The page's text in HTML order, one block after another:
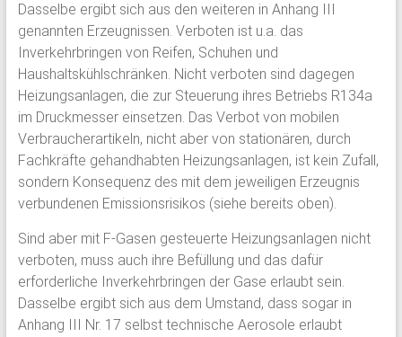
Dasselbe ergibt sich aus den weiteren in Anhang III
genannten Erzeugnissen. Verboten ist u.a. das
Inverkehrbringen von Reifen, Schuhen und
Haushaltskühlschränken. Nicht verboten sind dagegen
Heizungsanlagen, die zur Steuerung ihres Betriebs R134a
im Druckmesser einsetzen. Das Verbot von mobilen
Verbraucherartikeln, nicht aber von stationären, durch
Fachkräfte gehandhabten Heizungsanlagen, ist kein Zufall,
sondern Konsequenz des mit dem jeweiligen Erzeugnis
verbundenen Emissionsrisikos (siehe bereits oben).
Sind aber mit F-Gasen gesteuerte Heizungsanlagen nicht
verboten, muss auch ihre Befüllung und das dafür
erforderliche Inverkehrbringen der Gase erlaubt sein.
Dasselbe ergibt sich aus dem Umstand, dass sogar in
Anhang III Nr. 17 selbst technische Aerosole erlaubt